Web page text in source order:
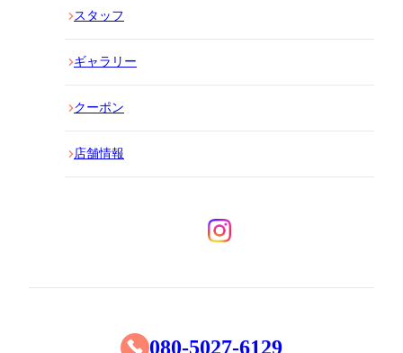
スタッフ
ギャラリー
クーポン
店舗情報
080-5027-6129